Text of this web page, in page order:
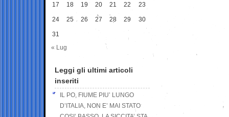
17 18 19 20 21 22 23
24 25 26 27 28 29 30
31
« Lug
Leggi gli ultimi articoli
inseriti
IL PO, FIUME PIU’ LUNGO
D’ITALIA, NON E’ MAI STATO